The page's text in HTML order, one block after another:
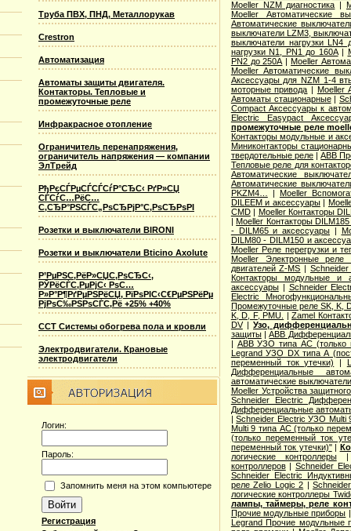
Труба ПВХ, ПНД, Металлорукав
Crestron
Автоматизация
Автоматы защиты двигателя.
Контакторы. Тепловые и
промежуточные реле
Инфракрасное отопление
Ограничитель перенапряжения,
ограничитель напряжения — компании
ЭлТрейд
РђРєСЃРµСЃСЃСѓР°СЂС‹ РґР»СЏ
СЃСѓС…РёС…
С‚СЂР°РЅСЃС„РѕСЂРјР°С‚РѕСЂРѕРІ
Розетки и выключатели BIRONI
Розетки и выключатели Bticino Axolute
Р’РµРЅС‚РёР»СЏС‚РѕСЂС‹,
РЎРёСЃС‚РµРјС‹ РѕС…
Р»Р°Р¶РґРµРЅРёСЏ, РїРѕРІС‹С€РµРЅРёРµ
РјРѕС‰РЅРѕСЃС‚Рё +25% +40%
ССТ Системы обогрева пола и кровли
Электродвигатели. Крановые
электродвигатели
Логин:
Пароль:
Запомнить меня на этом компьютере
Регистрация
Moeller NZM диагностика |
Moeller Автоматические
Автоматические
выключатели LZM3,
выключатели нагрузки LN4
нагрузки N1, PN1 до 160А|
PN2 до 250А |Moeller
Moeller Автоматические
Аксессуары для NZM 1-4
моторные привода | Moeller
Автоматы стационарные|
Compact Аксессуары к
Electric Easypact
промежуточные реле
Контакторы модульные и
Миниконтакторы
твердотельные реле|ABB
Тепловые реле для
Автоматические
Автоматические
PKZM4…
| Moeller
DILEEM и аксессуары|
CMD| Moeller Контакторы
|Moeller Контакторы
- DILM65 и аксессуары |
DILM80 - DILM150 и
Moeller Реле перегрузки и
Moeller Электронные реле
двигателей Z-MS |
Контакторы модульные и
аксессуары| Schneider
Electric
Промежуточные реле SK, K,
K, D, F, PMU.
|Zamel
DV|Узо,
защиты|ABB
| ABB УЗО типа АС (только
Legrand УЗО DX типа А
переменный ток утечки)
|
Дифференциальные
автоматические
Moeller Устройства
Schneider Electric
Дифференциальные
|Schneider Electric УЗО Multi
Multi 9 типа АС (только
(только переменный ток
переменный ток утечки)"|
логические контроллеры
контроллеров| Schneider
Schneider Electric
реле Zelio Logic 2 |
логические контроллеры
лампы, таймеры, реле
Прочие модульные приборы
Legrand Прочие модульные